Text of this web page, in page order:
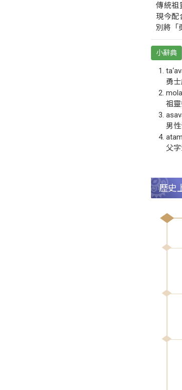
傳統祖
現今配
別將「
小辭典
勇
祖
男
父
歷史